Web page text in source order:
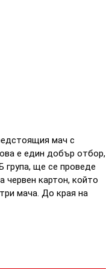
мач с
е един добър отбор,
група, ще се проведе
червен картон, който
мача. До края на